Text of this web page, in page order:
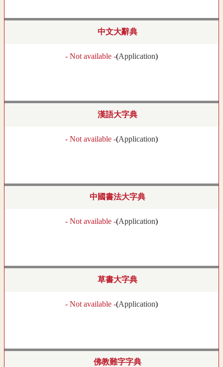
中文大辭典
- Not available -(Application)
漢語大字典
- Not available -(Application)
中國書法大字典
- Not available -(Application)
草書大字典
- Not available -(Application)
佛教難字字典